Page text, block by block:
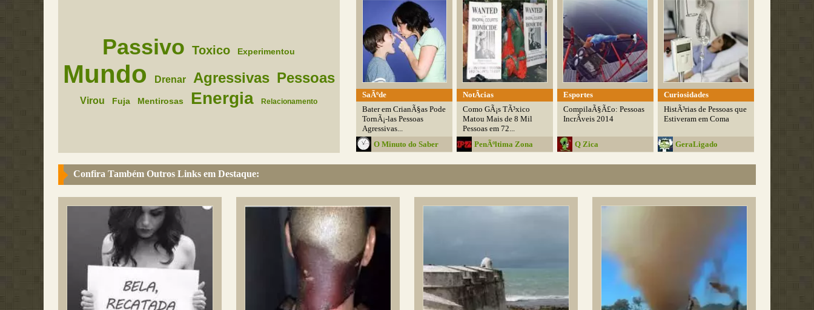
Passivo Toxico Experimentou
Mundo Drenar Agressivas Pessoas
Virou Fuja Mentirosas Energia Relacionamento
SaÃºde
Bater em CrianÃ§as Pode
TornÃ¡-las Pessoas
Agressivas...
O Minuto do Saber
NotÃ­cias
Como GÃ¡s TÃ³xico
Matou Mais de 8 Mil
Pessoas em 72...
PenÃºltima Zona
Esportes
CompilaÃ§Ã£o: Pessoas
IncrÃ­veis 2014
Q Zica
Curiosidades
HistÃ³rias de Pessoas que
Estiveram em Coma
GeraLigado
Confira Também Outros Links em Destaque: